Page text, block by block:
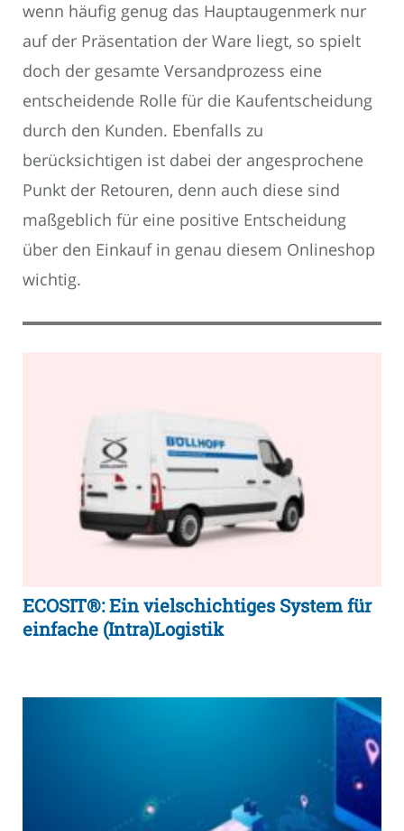
wenn häufig genug das Hauptaugenmerk nur
auf der Präsentation der Ware liegt, so spielt
doch der gesamte Versandprozess eine
entscheidende Rolle für die Kaufentscheidung
durch den Kunden. Ebenfalls zu
berücksichtigen ist dabei der angesprochene
Punkt der Retouren, denn auch diese sind
maßgeblich für eine positive Entscheidung
über den Einkauf in genau diesem Onlineshop
wichtig.
ECOSIT®: Ein vielschichtiges System für
einfache (Intra)Logistik